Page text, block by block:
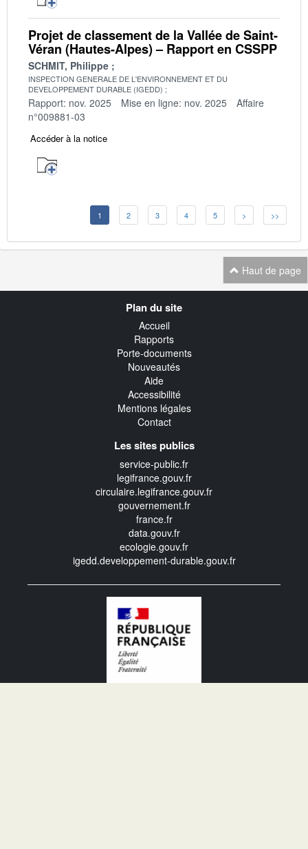
Projet de classement de la Vallée de Saint-
Véran (Hautes-Alpes) – Rapport en CSSPP
SCHMIT, Philippe
INSPECTION GENERALE DE L'ENVIRONNEMENT ET DU
DEVELOPPEMENT DURABLE (IGEDD)
Rapport: nov. 2025 Mise en ligne: nov. 2025
Affaire
n°009881-03
Accéder à la notice
1 2 3 4 5 > >>
Haut de page
Plan du site
Accueil
Rapports
Porte-documents
Nouveautés
Aide
Accessibilité
Mentions légales
Contact
Les sites publics
service-public.fr
legifrance.gouv.fr
circulaire.legifrance.gouv.fr
gouvernement.fr
france.fr
data.gouv.fr
ecologie.gouv.fr
igedd.developpement-durable.gouv.fr